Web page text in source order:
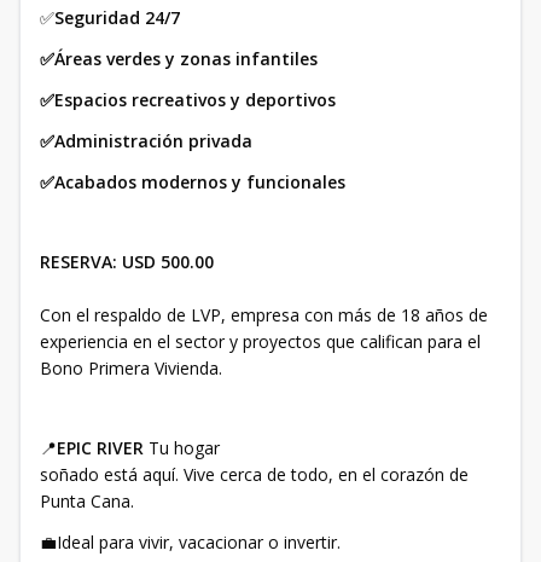
✅Seguridad 24/7
✅Áreas verdes y zonas infantiles
✅Espacios recreativos y deportivos
✅Administración privada
✅Acabados modernos y funcionales
RESERVA: USD 500.00
Con el respaldo de LVP, empresa con más de 18 años de
experiencia en el sector y proyectos que califican para el
Bono Primera Vivienda.
📍EPIC RIVER Tu hogar
soñado está aquí. Vive cerca de todo, en el corazón de
Punta Cana.
💼Ideal para vivir, vacacionar o invertir.